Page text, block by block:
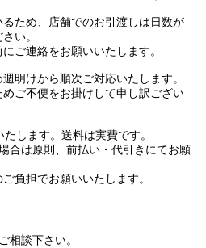
ため、店舗でのお引渡しは日数が
い。
ご連絡をお願いいたします。
明けから順次ご対応いたします。
ご不便をお掛けして申し訳ござい
します。送料は実費です。
合は原則、前払い・代引きにてお願
負担でお願いいたします。
相談下さい。